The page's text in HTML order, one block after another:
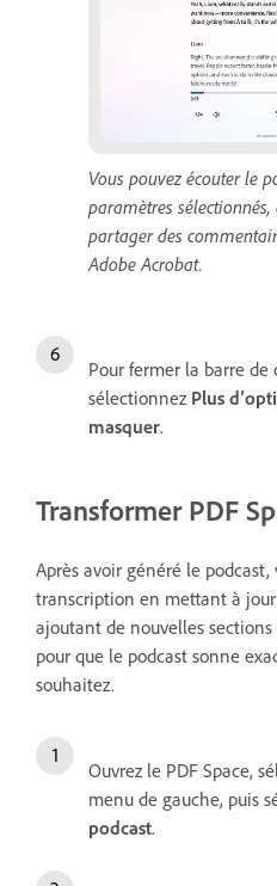
Vous pouvez écouter le
paramètres
partager des
Adobe Acrobat.
Pour fermer la barre de
sélectionnez Plus
masquer.
Transformer PDF
Après avoir généré le
transcription en mettant à
ajoutant de nouvelles
pour que le podcast sonne
souhaitez.
Ouvrez le PDF Space,
menu de gauche, puis
podcast.